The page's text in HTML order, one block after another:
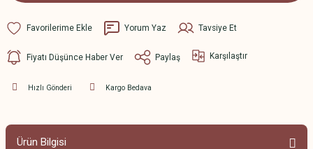
Yorum Yaz Tavsiye Et
Fiyatı Düşünce Haber Ver Paylaş Karşılaştır
Hızlı Gönderi Kargo Bedava
Ürün Bilgisi